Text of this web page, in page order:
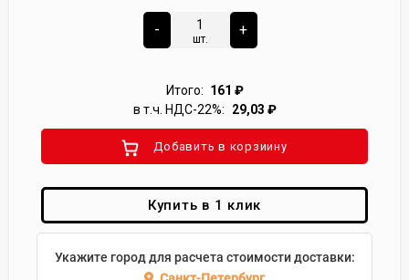
-
шт.
+
Итого: 161 ₽
в т.ч. НДС-22%:
29,03 ₽
Добавить в корзиину
Купить в 1 клик
Укажите город для расчета стоимости доставки: